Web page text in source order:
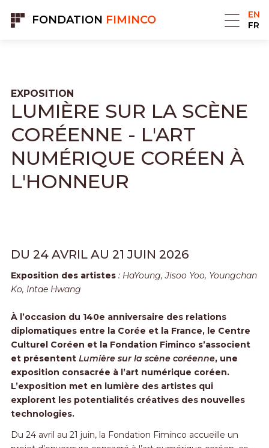
FONDATION FIMINCO
EN
FR
EXPOSITION
LUMIÈRE SUR LA SCÈNE
CORÉENNE - L'ART
NUMÉRIQUE CORÉEN À
L'HONNEUR
DU 24 AVRIL AU 21 JUIN 2026
Exposition des artistes : HaYoung, Jisoo Yoo, Youngchan
Ko, Intae Hwang
À l’occasion du 140e anniversaire des relations
diplomatiques entre la Corée et la France, le Centre
Culturel Coréen et la Fondation Fiminco s’associent
et présentent Lumière sur la scène coréenne, une
exposition consacrée à l’art numérique coréen.
L’exposition met en lumière des artistes qui
explorent les potentialités créatives des nouvelles
technologies.
Du 24 avril au 21 juin, la Fondation Fiminco accueille un